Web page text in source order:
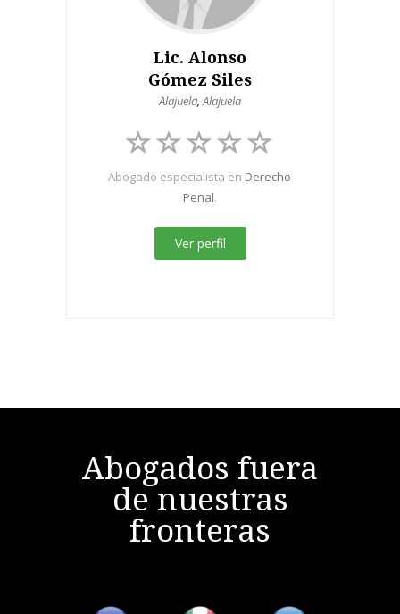
Lic. Alonso
Gómez Siles
Alajuela,Alajuela
Abogado especialista en Derecho
Penal.
Ver perfil
Abogados fuera
de nuestras
fronteras